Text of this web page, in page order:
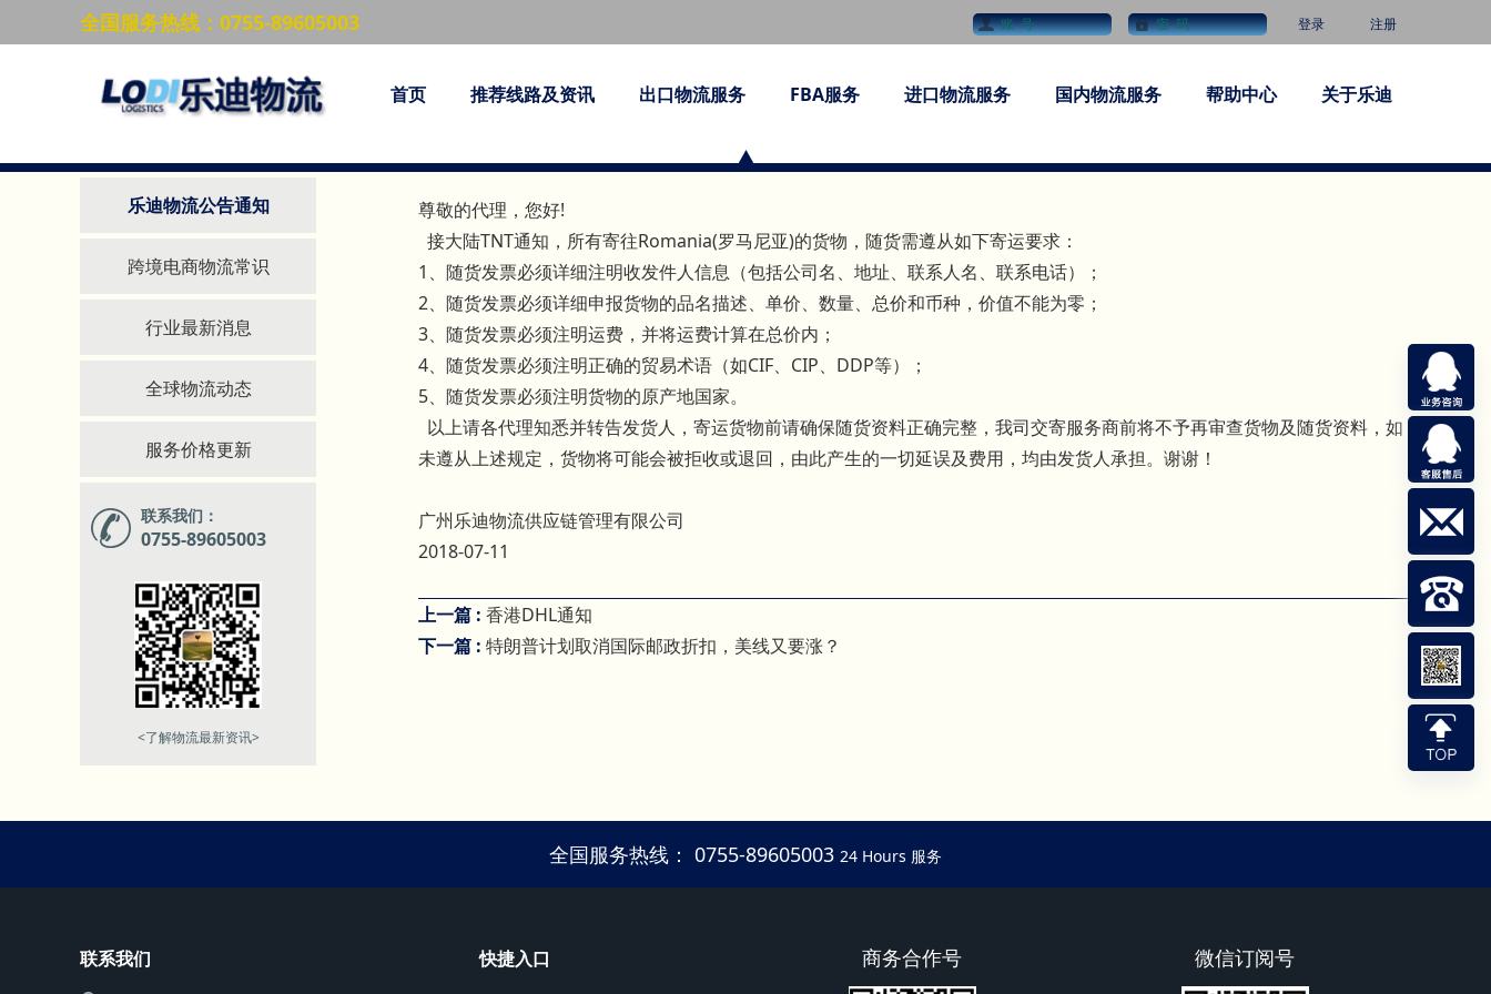
全国服务热线：0755-89605003 登录 注册
首页 推荐线路及资讯 出口物流服务 FBA服务 进口物流服务 国内物流服务 帮助中心 关于乐迪
搜索
乐迪物流公告通知
跨境电商物流常识
行业最新消息
全球物流动态
服务价格更新
联系我们：
0755-89605003
<了解物流最新资讯>
尊敬的代理，您好!
接大陆TNT通知，所有寄往Romania(罗马尼亚)的货物，随货需遵从如下寄运要求：
1、随货发票必须详细注明收发件人信息（包括公司名、地址、联系人名、联系电话）；
2、随货发票必须详细申报货物的品名描述、单价、数量、总价和币种，价值不能为零；
3、随货发票必须注明运费，并将运费计算在总价内；
4、随货发票必须注明正确的贸易术语（如CIF、CIP、DDP等）；
5、随货发票必须注明货物的原产地国家。
以上请各代理知悉并转告发货人，寄运货物前请确保随货资料正确完整，我司交寄服务商前将不予再审查货物及随货资料，如
未遵从上述规定，货物将可能会被拒收或退回，由此产生的一切延误及费用，均由发货人承担。谢谢！
广州乐迪物流供应链管理有限公司
2018-07-11
上一篇 : 香港DHL通知
下一篇 : 特朗普计划取消国际邮政折扣，美线又要涨？
全国服务热线： 0755-89605003 24 Hours 服务
联系我们 快捷入口 商务合作号 微信订阅号